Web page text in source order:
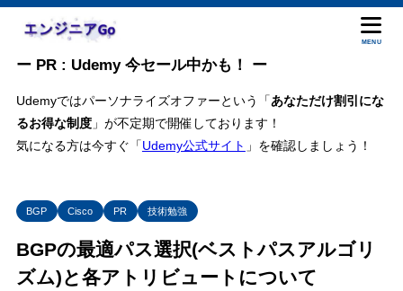
MENU
ー PR : Udemy 今セール中かも！ ー
Udemyではパーソナライズオファーという「あなただけ割引にな
るお得な制度」が不定期で開催しております！
気になる方は今すぐ「Udemy公式サイト 」を確認しましょう！
BGP Cisco PR 技術勉強
BGPの最適パス選択(ベストパスアルゴリ
ズム)と各アトリビュートについて